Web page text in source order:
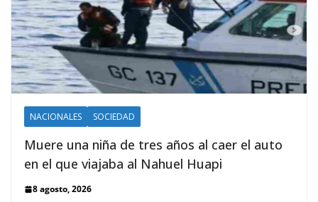
NACIONALES SOCIEDAD
Muere una niña de tres años al caer el auto
en el que viajaba al Nahuel Huapi
8 agosto, 2026